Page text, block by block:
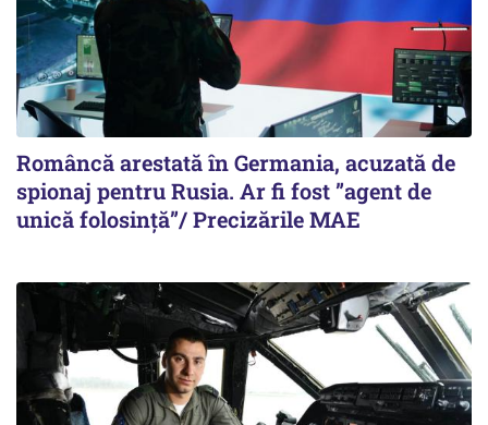
Româncă arestată în Germania, acuzată de
spionaj pentru Rusia. Ar fi fost ”agent de
unică folosință”/ Precizările MAE